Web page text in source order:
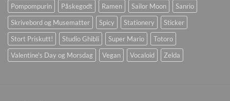
Pompompurin
Påskegodt Ramen Sailor Moon
Sanrio
Skrivebord og Musematter
Spicy Stationery
Sticker
Stort Priskutt!
Studio Ghibli Super Mario
Totoro
Valentine's Day og Morsdag
Vegan Vocaloid Zelda